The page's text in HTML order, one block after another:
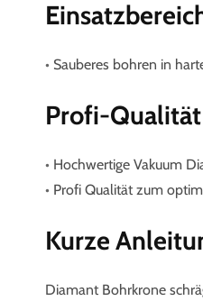
• Sauberes bohren in
Profi-Qualität
• Hochwertige Vakuum
• Profi Qualität zum
Kurze
Diamant Bohrkrone